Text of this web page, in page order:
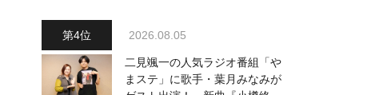
2026.08.05
二見颯一の人気ラジオ番組「や
まステ」に歌手・葉月みなみが